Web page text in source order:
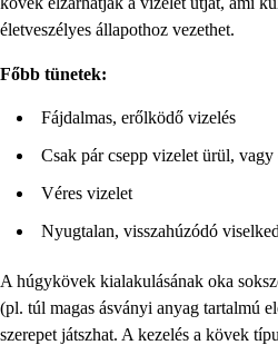
életveszélyes állapothoz vezethet.
Főbb tünetek:
Fájdalmas, erőlködő vizelés
Csak pár csepp vizelet ürül,
Véres vizelet
Nyugtalan, visszahúzódó
A húgykövek kialakulásának oka
(pl. túl magas ásványi anyag tartalmú
szerepet játszhat. A kezelés a kövek